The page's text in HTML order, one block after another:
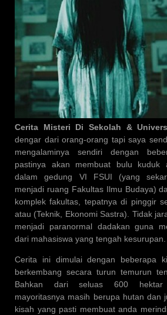
Cerita Misteri Di Sekolah &
dengar dari orang-orang tapi saya
mengalaminya sendiri dengan
pastinya akan membuat bulu kuduk
dalam gedung VI FSUI (yang
menjadi ruang Fakultas Ilmu Budaya)
komplek fakultas, tepatnya di pinggir
atau (Teknik, Ekonomi Sastra). Tidak
menjadi paranormal dadakan guna
dari mahasiswa yang tengah kesurupan.
Cerita ini dimulai dengan beberapa
berkembang secara turun temurun
Bahkan dari seluas 600 hektar
mayoritasnya masih berupa hutan dan
kisah yang pasti membuat anda